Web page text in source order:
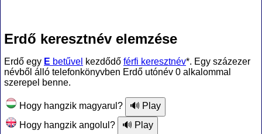
Erdő keresztnév elemzése
Erdő egy E betűvel kezdődő férfi keresztnév*. Egy százezer
névből álló telefonkönyvben Erdő utónév 0 alkalommal
szerepel benne.
Hogy hangzik magyarul?
Hogy hangzik angolul?